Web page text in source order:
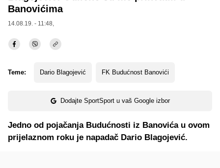
Banovićima
14.08.19. - 11:48,
Teme: Dario Blagojević FK Budućnost Banovići
Dodajte SportSport u vaš Google izbor
Jedno od pojačanja Budućnosti iz Banovića u ovom
prijelaznom roku je napadač Dario Blagojević.